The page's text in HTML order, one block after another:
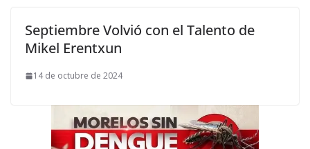
Septiembre Volvió con el Talento de
Mikel Erentxun
14 de octubre de 2024